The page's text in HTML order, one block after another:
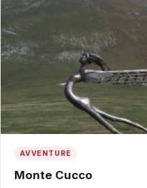
AVVENTURE
Monte Cucco